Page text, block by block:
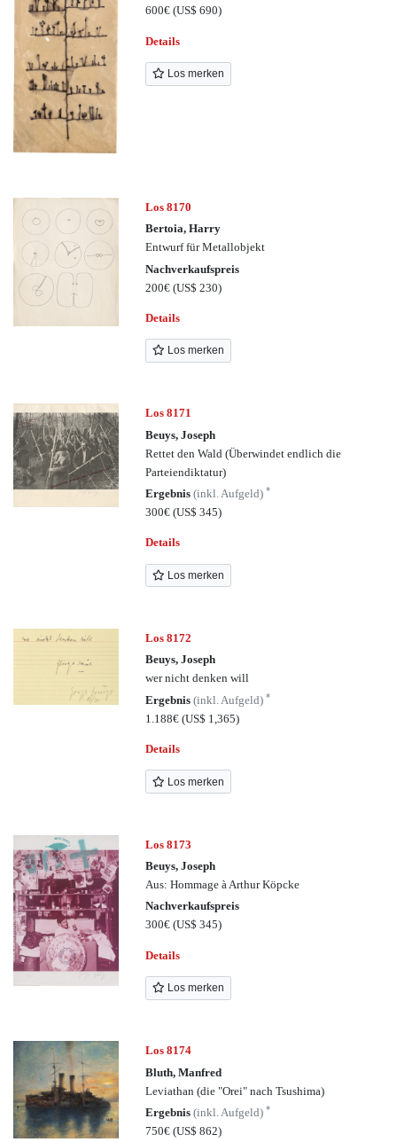
600€(US$ 690)
Details
Los merken
Los 8170
Bertoia, Harry
Entwurf für Metallobjekt
Nachverkaufspreis
200€(US$ 230)
Details
Los merken
Los 8171
Beuys, Joseph
Rettet den Wald (Überwindet endlich die
Parteiendiktatur)
Ergebnis(inkl. Aufgeld)*
300€(US$ 345)
Details
Los merken
Los 8172
Beuys, Joseph
wer nicht denken will
Ergebnis(inkl. Aufgeld)*
1.188€(US$ 1,365)
Details
Los merken
Los 8173
Beuys, Joseph
Aus: Hommage à Arthur Köpcke
Nachverkaufspreis
300€(US$ 345)
Details
Los merken
Los 8174
Bluth, Manfred
Leviathan (die "Orei" nach Tsushima)
Ergebnis(inkl. Aufgeld)*
750€(US$ 862)